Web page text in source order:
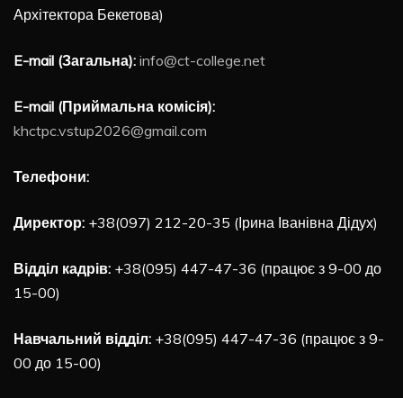
Архітектора Бекетова)
E-mail (Загальна): info@ct-college.net
E-mail (Приймальна комісія):
khctpc.vstup2026@gmail.com
Телефони:
Директор: +38(097) 212-20-35 (Ірина Іванівна Дідух)
Відділ кадрів: +38(095) 447-47-36 (працює з 9-00 до
15-00)
Навчальний відділ: +38(095) 447-47-36 (працює з 9-
00 до 15-00)